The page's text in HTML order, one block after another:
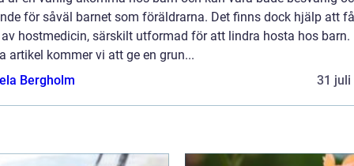
för såväl barnet som föräldrarna. Det finns dock hjälp att
hostmedicin, särskilt utformad för att lindra hosta hos barn.
artikel kommer vi att ge en grun...
Bergholm
31 juli